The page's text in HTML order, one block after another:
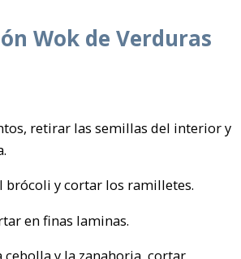
Wok de Verduras
retirar las semillas del interior y
brócoli y cortar los ramilletes.
en finas laminas.